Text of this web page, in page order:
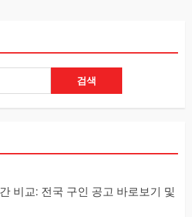
검색
비교: 전국 구인 공고 바로보기 및